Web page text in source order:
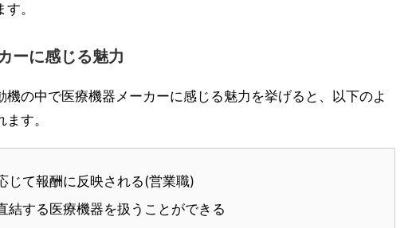
。
ーに感じる魅力
機の中で医療機器メーカーに感じる魅力を挙げると、以下のよ
す。
じて報酬に反映される(営業職)
結する医療機器を扱うことができる